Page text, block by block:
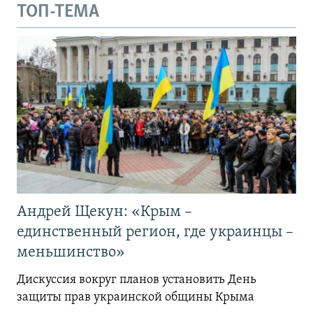
ТОП-ТЕМА
Андрей Щекун: «Крым –
единственный регион, где украинцы –
меньшинство»
Дискуссия вокруг планов установить День
защиты прав украинской общины Крыма